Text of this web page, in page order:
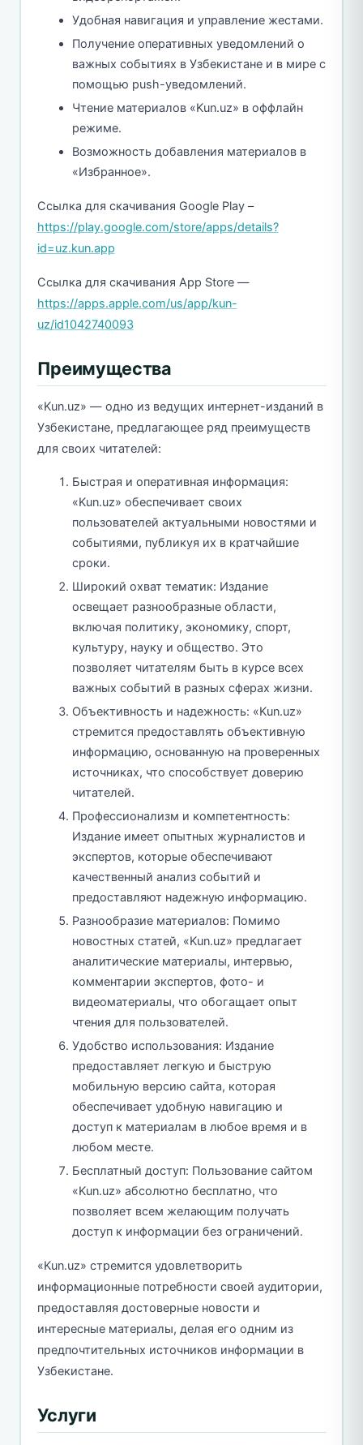
Удобная навигация и управление жестами.
Получение оперативных уведомлений о
важных событиях в Узбекистане и в мире с
помощью push-уведомлений.
Чтение материалов «Kun.uz» в оффлайн
режиме.
Возможность добавления материалов в
«Избранное».
Ссылка для скачивания Google Play –
https://play.google.com/store/apps/details?
id=uz.kun.app
Ссылка для скачивания App Store —
https://apps.apple.com/us/app/kun-
uz/id1042740093
Преимущества
«Kun.uz» — одно из ведущих интернет-изданий в
Узбекистане, предлагающее ряд преимуществ
для своих читателей:
Быстрая и оперативная информация:
«Kun.uz» обеспечивает своих
пользователей актуальными новостями и
событиями, публикуя их в кратчайшие
сроки.
Широкий охват тематик: Издание
освещает разнообразные области,
включая политику, экономику, спорт,
культуру, науку и общество. Это
позволяет читателям быть в курсе всех
важных событий в разных сферах жизни.
Объективность и надежность: «Kun.uz»
стремится предоставлять объективную
информацию, основанную на проверенных
источниках, что способствует доверию
читателей.
Профессионализм и компетентность:
Издание имеет опытных журналистов и
экспертов, которые обеспечивают
качественный анализ событий и
предоставляют надежную информацию.
Разнообразие материалов: Помимо
новостных статей, «Kun.uz» предлагает
аналитические материалы, интервью,
комментарии экспертов, фото- и
видеоматериалы, что обогащает опыт
чтения для пользователей.
Удобство использования: Издание
предоставляет легкую и быструю
мобильную версию сайта, которая
обеспечивает удобную навигацию и
доступ к материалам в любое время и в
любом месте.
Бесплатный доступ: Пользование сайтом
«Kun.uz» абсолютно бесплатно, что
позволяет всем желающим получать
доступ к информации без ограничений.
«Kun.uz» стремится удовлетворить
информационные потребности своей аудитории,
предоставляя достоверные новости и
интересные материалы, делая его одним из
предпочтительных источников информации в
Узбекистане.
Услуги